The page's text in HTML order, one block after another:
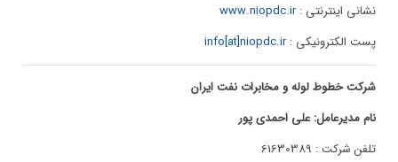
نشانی اینترنتی :www.niopdc.ir
پست الکترونیکی :info[at]niopdc.ir
شرکت خطوط لوله و مخابرات نفت ایران
نام مدیرعامل: علی احمدی پور
تلفن شرکت : 61630389